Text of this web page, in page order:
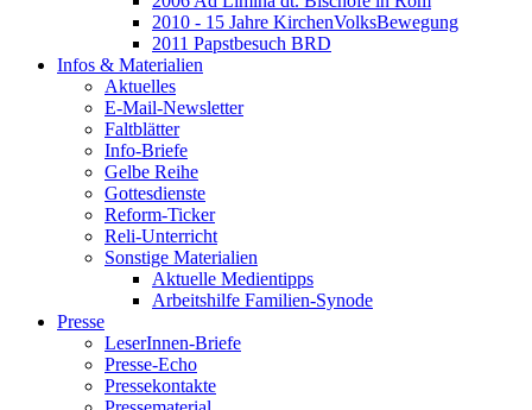
2010 - 15 Jahre KirchenVolksBewegung
2011 Papstbesuch BRD
Infos & Materialien
Aktuelles
E-Mail-Newsletter
Faltblätter
Info-Briefe
Gelbe Reihe
Gottesdienste
Reform-Ticker
Reli-Unterricht
Sonstige Materialien
Aktuelle Medientipps
Arbeitshilfe Familien-Synode
Presse
LeserInnen-Briefe
Presse-Echo
Pressekontakte